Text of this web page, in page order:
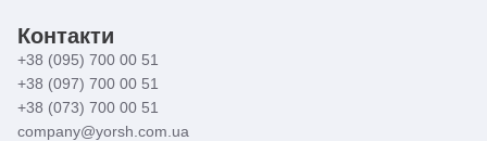
Контакти
+38 (095) 700 00 51
+38 (097) 700 00 51
+38 (073) 700 00 51
company@yorsh.com.ua